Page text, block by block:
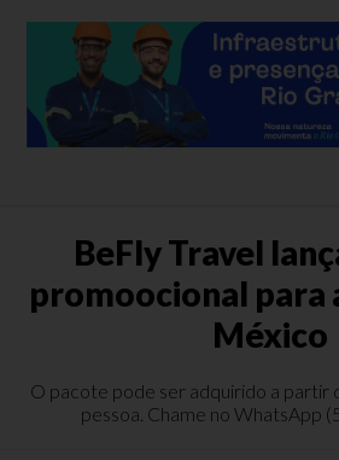
BeFly Travel
promoocional para
México
O pacote pode ser adquirido a partir
pessoa. Chame no WhatsApp